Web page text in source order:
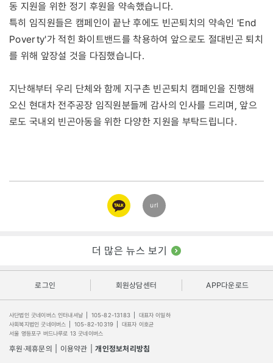
동 지원을 위한 정기 후원을 약속했습니다.
특히 임직원들은 캠페인이 끝난 후에도 빈곤퇴치의 약속인 'End
Poverty'가 적힌 화이트밴드를 착용하여 앞으로도 절대빈곤 퇴치
를 위해 앞장설 것을 다짐했습니다.
지난해부터 우리 단체와 함께 지구촌 빈곤퇴치 캠페인을 진행해
오신 현대차 전주공장 임직원분들께 감사의 인사를 드리며, 앞으
로도 국내외 빈곤아동을 위한 다양한 지원을 부탁드립니다.
카카오
링크
url
더 많은 뉴스 보기
로그인 회원상담센터 APP다운로드
사단법인 굿네이버스 인터내셔날 105-82-13183
대표자 이일하
사회복지법인 굿네이버스
105-82-10319
대표자 이호균
서울 영등포구 버드나루로 13 굿네이버스
후원·제휴문의 이용약관 개인정보처리방침